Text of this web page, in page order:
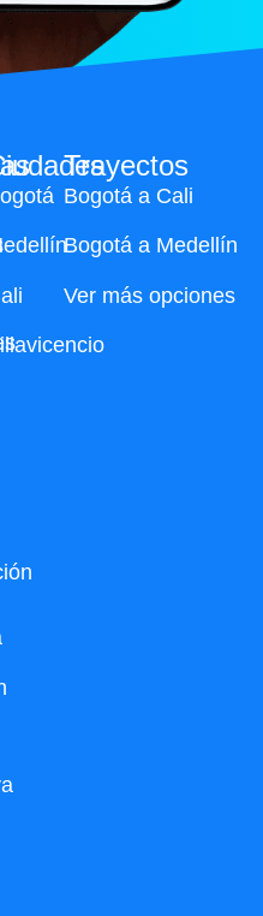
Trayectos
Bogotá a Cali
Bogotá a Medellín
Ver más opciones